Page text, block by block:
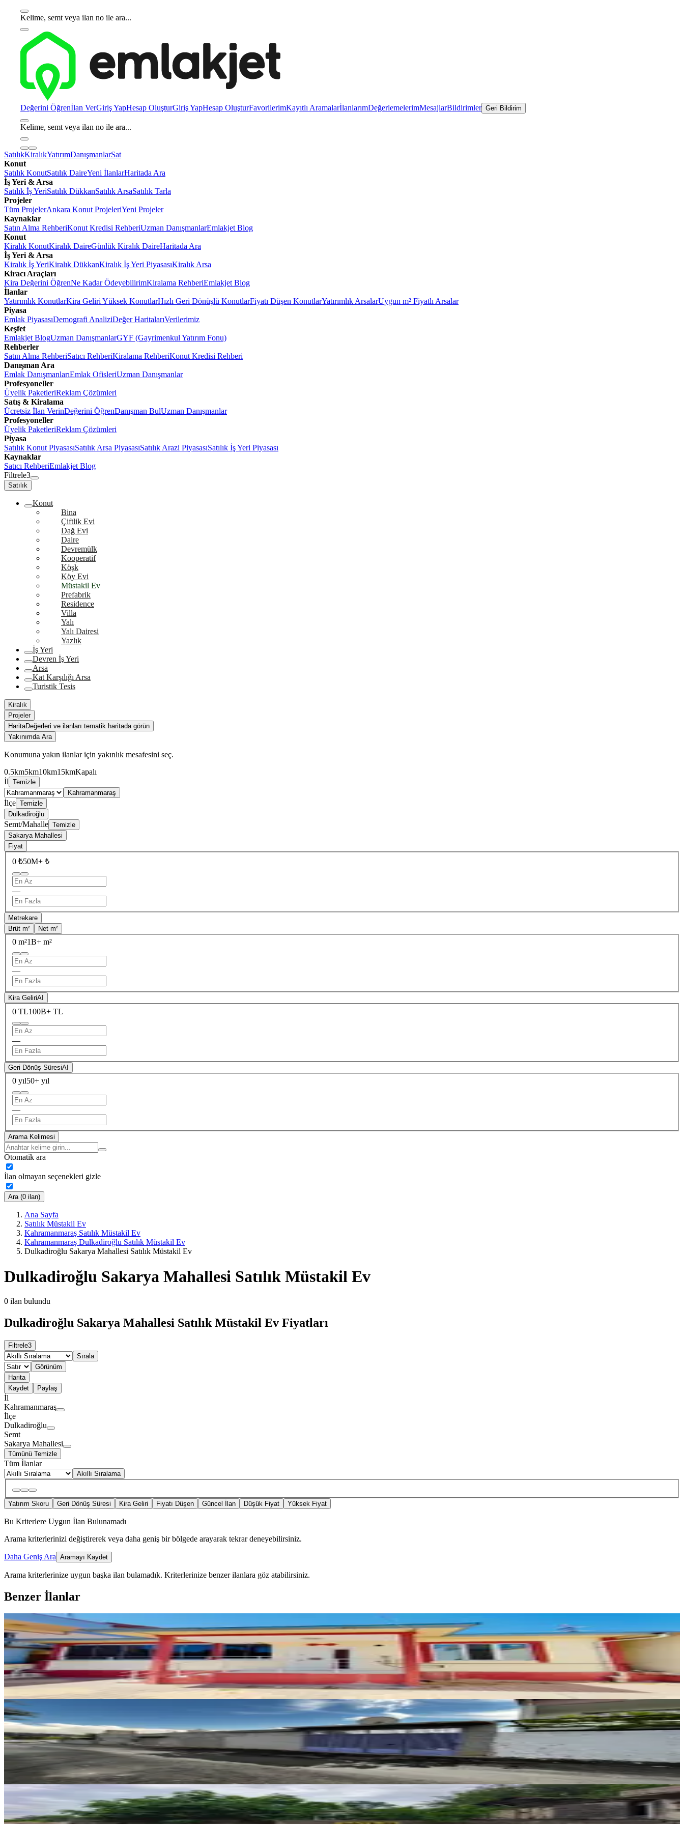
Kelime, semt veya ilan no ile ara...
Değerini Öğrenİlan VerGiriş YapHesap OluşturGiriş YapHesap OluşturFavorilerimKayıtlı AramalarİlanlarımDeğerlemelerimMesajlarBildirimler Geri Bildirim
Kelime, semt veya ilan no ile ara...
SatılıkKiralıkYatırımDanışmanlarSat
Konut
Satılık KonutSatılık DaireYeni İlanlarHaritada Ara
İş Yeri & Arsa
Satılık İş YeriSatılık DükkanSatılık ArsaSatılık Tarla
Projeler
Tüm ProjelerAnkara Konut ProjeleriYeni Projeler
Kaynaklar
Satın Alma RehberiKonut Kredisi RehberiUzman DanışmanlarEmlakjet Blog
Konut
Kiralık KonutKiralık DaireGünlük Kiralık DaireHaritada Ara
İş Yeri & Arsa
Kiralık İş YeriKiralık DükkanKiralık İş Yeri PiyasasıKiralık Arsa
Kiracı Araçları
Kira Değerini ÖğrenNe Kadar ÖdeyebilirimKiralama RehberiEmlakjet Blog
İlanlar
Yatırımlık KonutlarKira Geliri Yüksek KonutlarHızlı Geri Dönüşlü KonutlarFiyatı Düşen KonutlarYatırımlık ArsalarUygun m² Fiyatlı Arsalar
Piyasa
Emlak PiyasasıDemografi AnaliziDeğer HaritalarıVerilerimiz
Keşfet
Emlakjet BlogUzman DanışmanlarGYF (Gayrimenkul Yatırım Fonu)
Rehberler
Satın Alma RehberiSatıcı RehberiKiralama RehberiKonut Kredisi Rehberi
Danışman Ara
Emlak DanışmanlarıEmlak OfisleriUzman Danışmanlar
Profesyoneller
Üyelik PaketleriReklam Çözümleri
Satış & Kiralama
Ücretsiz İlan VerinDeğerini ÖğrenDanışman BulUzman Danışmanlar
Profesyoneller
Üyelik PaketleriReklam Çözümleri
Piyasa
Satılık Konut PiyasasıSatılık Arsa PiyasasıSatılık Arazi PiyasasıSatılık İş Yeri Piyasası
Kaynaklar
Satıcı RehberiEmlakjet Blog
Filtrele3
Satılık
Konut
Bina
Çiftlik Evi
Dağ Evi
Daire
Devremülk
Kooperatif
Köşk
Köy Evi
Müstakil Ev
Prefabrik
Residence
Villa
Yalı
Yalı Dairesi
Yazlık
İş Yeri
Devren İş Yeri
Arsa
Kat Karşılığı Arsa
Turistik Tesis
Kiralık
Projeler
HaritaDeğerleri ve ilanları tematik haritada görün
Yakınımda Ara
Konumuna yakın ilanlar için yakınlık mesafesini seç.
0.5km5km10km15kmKapalı
İl Temizle
Kahramanmaraş
İlçe Temizle
Dulkadiroğlu
Semt/Mahalle Temizle
Sakarya Mahallesi
Fiyat
0 ₺50M+ ₺
—
Metrekare
Brüt m²
Net m²
0 m²1B+ m²
—
Kira GeliriAI
0 TL100B+ TL
—
Geri Dönüş SüresiAI
0 yıl50+ yıl
—
Arama Kelimesi
Otomatik ara
İlan olmayan seçenekleri gizle
Ara (0 ilan)
Ana Sayfa
Satılık Müstakil Ev
Kahramanmaraş Satılık Müstakil Ev
Kahramanmaraş Dulkadiroğlu Satılık Müstakil Ev
Dulkadiroğlu Sakarya Mahallesi Satılık Müstakil Ev
Dulkadiroğlu Sakarya Mahallesi Satılık Müstakil Ev
0 ilan bulundu
Dulkadiroğlu Sakarya Mahallesi Satılık Müstakil Ev Fiyatları
Filtrele3
Sırala
Görünüm
Harita
Kaydet
Paylaş
İl
Kahramanmaraş
İlçe
Dulkadiroğlu
Semt
Sakarya Mahallesi
Tümünü Temizle
Tüm İlanlar
Akıllı Sıralama
Yatırım Skoru Geri Dönüş Süresi Kira Geliri Fiyatı Düşen Güncel İlan Düşük Fiyat Yüksek Fiyat
Bu Kriterlere Uygun İlan Bulunamadı
Arama kriterlerinizi değiştirerek veya daha geniş bir bölgede arayarak tekrar deneyebilirsiniz.
Daha Geniş Ara Aramayı Kaydet
Arama kriterlerinize uygun başka ilan bulamadık. Kriterlerinize benzer ilanlara göz atabilirsiniz.
Benzer İlanlar
MANZARALI
Germenicia'dan Eyüp Sultan Mh.de 2023 Sonrası Çelik Müstakilev
Dulkadiroğlu, Eyüp Sultan Mahallesi
01.08.2026
4.250.000 ₺
Germenicia Gayrimenkul
Ara
BALKONLU
Yeni Rota'dan Yavuz Selim Mh. Satılık Tek Katlı Müstakil Ev
Dulkadiroğlu, Yavuz Selim Mahallesi
3+1·130 m²·31.07.2026
3.700.000 ₺
YENİ ROTA İNŞAAT EMLAKTaner B
MANZARALI
Yıldırım Emlak'tan Kayabaşı Kanlıdere Civarı 2 Katlı Müstakil Ev
Dulkadiroğlu, Kayabaşı Mahallesi İSMAİL YILDIRIM EMLAK VE GAYRIMENKUL DANIŞMANLIĞIİsmail YILDIRIM